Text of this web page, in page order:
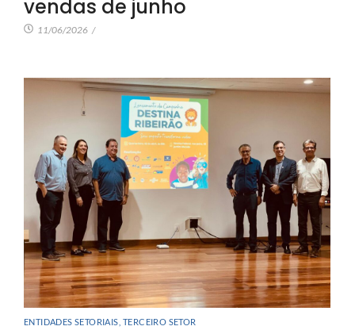
vendas de junho
11/06/2026 /
ENTIDADES SETORIAIS TERCEIRO SETOR